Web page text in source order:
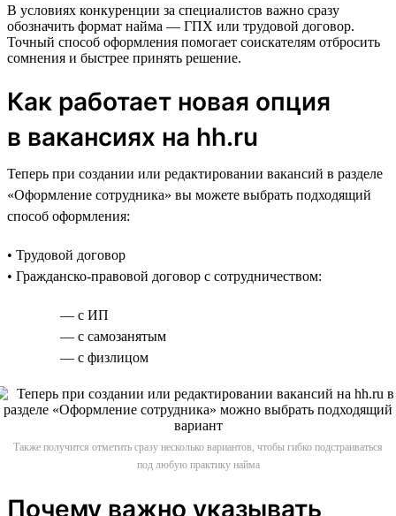
В условиях конкуренции за специалистов важно сразу
обозначить формат найма — ГПХ или трудовой договор.
Точный способ оформления помогает соискателям отбросить
сомнения и быстрее принять решение.
Как работает новая опция
в вакансиях на hh.ru
Теперь при создании или редактировании вакансий в разделе
«Оформление сотрудника» вы можете выбрать подходящий
способ оформления:
• Трудовой договор
• Гражданско-правовой договор с сотрудничеством:
— с ИП
— с самозанятым
— с физлицом
Также получится отметить сразу несколько вариантов, чтобы гибко подстраиваться
под любую практику найма
Почему важно указывать